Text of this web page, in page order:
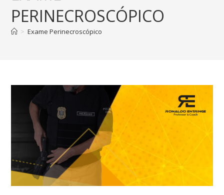
PERINECROSCÓPICO
> Exame Perinecroscópico